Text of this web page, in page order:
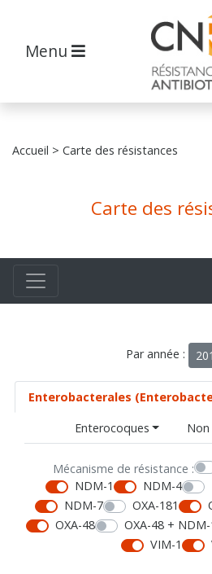
Menu
Accueil > Carte des résistances
Carte des
Par année :
Enterobacterales
Enterocoques
Mécanisme de résistance :
NDM-1
NDM-4
NDM-7
OXA-181
OXA-48
OXA-48 + NDM-
VIM-1